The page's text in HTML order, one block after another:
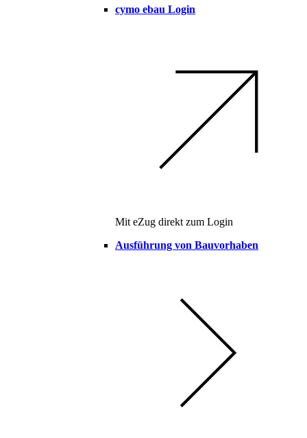
cymo ebau Login
Mit eZug direkt zum Login
Ausführung von Bauvorhaben